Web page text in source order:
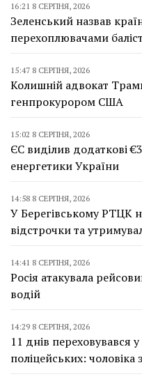
16:21 8 СЕРПНЯ, 2026
Зеленський назвав
перехоплювачами
15:47 8 СЕРПНЯ, 2026
Колишній адвокат
генпрокурором США
15:02 8 СЕРПНЯ, 2026
ЄС виділив додаткові
енергетики України
14:58 8 СЕРПНЯ, 2026
У Берегівському РТЦК
відстрочки та
14:41 8 СЕРПНЯ, 2026
Росія атакувала
водій
14:29 8 СЕРПНЯ, 2026
11 днів переховувався
поліцейських: чоловіка